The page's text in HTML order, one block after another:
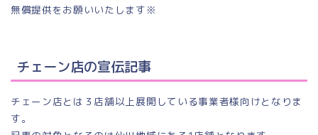
無償提供をお願いいたします※
チェーン店の宣伝記事
チェーン店とは３店舗以上展開している事業者様向けとなりま
す。